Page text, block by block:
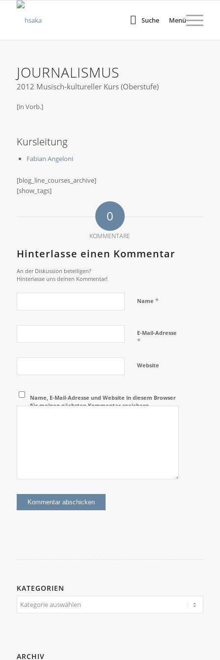
Suche Menü
JOURNALISMUS
2012 Musisch-kultureller Kurs (Oberstufe)
[in Vorb.]
Kursleitung
Fabian Angeloni
[blog_line_courses_archive]
[show_tags]
0
KOMMENTARE
Hinterlasse einen Kommentar
An der Diskussion beteiligen?
Hinterlasse uns deinen Kommentar!
Name *
E-Mail-Adresse
*
Website
Name, E-Mail-Adresse und Website in diesem Browser
für meinen nächsten Kommentar speichern.
KATEGORIEN
Kategorien
ARCHIV